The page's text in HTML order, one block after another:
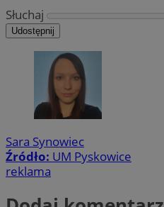
Słuchaj
Udostępnij
Sara Synowiec
Źródło: UM Pyskowice
reklama